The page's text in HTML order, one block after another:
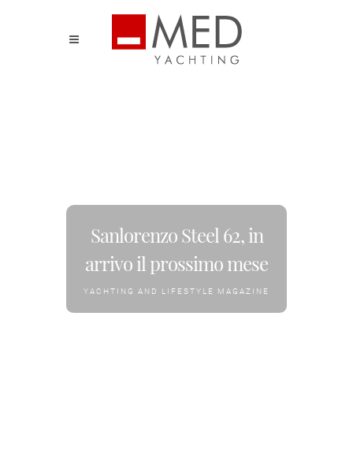
Sanlorenzo Steel 62, in
arrivo il prossimo mese
YACHTING AND LIFESTYLE MAGAZINE